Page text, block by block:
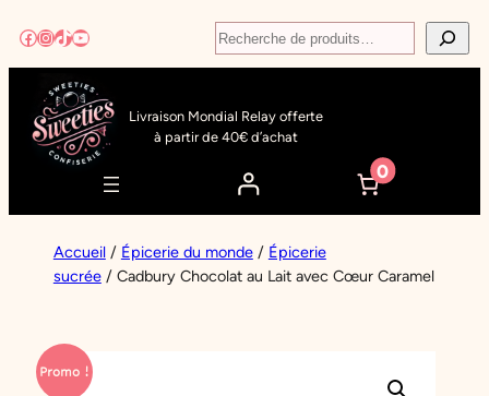
au
contenu
Facebook
Instagram
TikTok
YouTube Recherche
Livraison Mondial Relay offerte
à partir de 40€ d’achat
0
Accueil/ Épicerie du monde/ Épicerie
sucrée/ Cadbury Chocolat au Lait avec Cœur Caramel
Promo !